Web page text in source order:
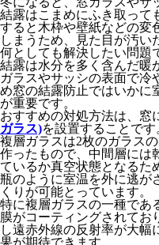
結露はこまめにふき取って
すると木枠や壁紙などの変
しまうため、見た目が汚い
何としても解決したい問題
結露は水分を多く含んだ暖
ガラスやサッシの表面で冷
め窓の結露防止ではいかに
が重要です。
おすすめの対処方法は、窓
ガラス)を設置することです
複層ガラスは2枚のガラス
作ったもので、中間層には
ているか真空状態となるた
瓶のように室温を外に逃が
くりが可能とっています。
特に複層ガラスの一種であ
膜がコーティングされてお
し遠赤外線の反射率が大幅
果が期待できます。